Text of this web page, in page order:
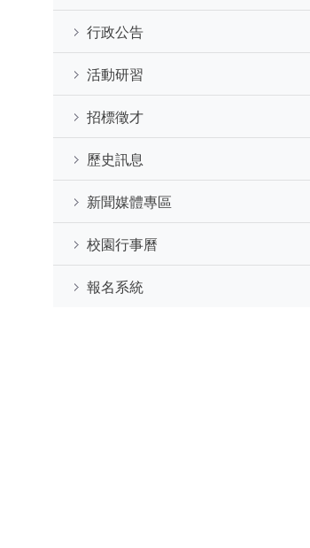
行政公告
活動研習
招標徵才
歷史訊息
新聞媒體專區
校園行事曆
報名系統